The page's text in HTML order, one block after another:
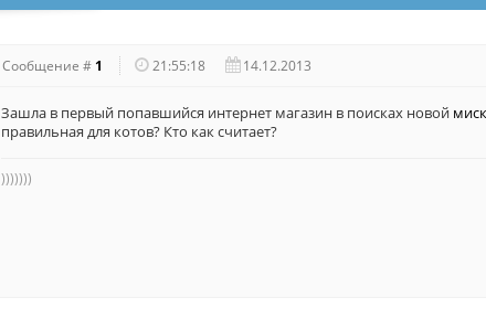
Сообщение # 1 21:55:18 14.12.2013
Зашла в первый попавшийся интернет магазин в поисках новой
правильная для котов? Кто как считает?
)))))))